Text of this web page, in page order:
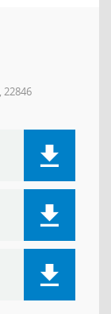
22846